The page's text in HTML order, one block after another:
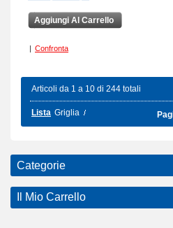
Aggiungi Al Carrello
| Confronta
Articoli da 1 a 10 di 244 totali
Lista Griglia
Categorie
Il Mio Carrello